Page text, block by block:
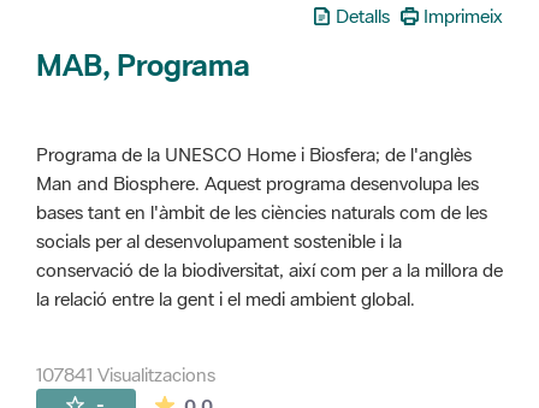
Detalls Imprimeix
MAB, Programa
Programa de la UNESCO Home i Biosfera; de l'anglès
Man and Biosphere. Aquest programa desenvolupa les
bases tant en l'àmbit de les ciències naturals com de les
socials per al desenvolupament sostenible i la
conservació de la biodiversitat, així com per a la millora de
la relació entre la gent i el medi ambient global.
107841 Visualitzacions
La mitjana de les valoracions és de 0